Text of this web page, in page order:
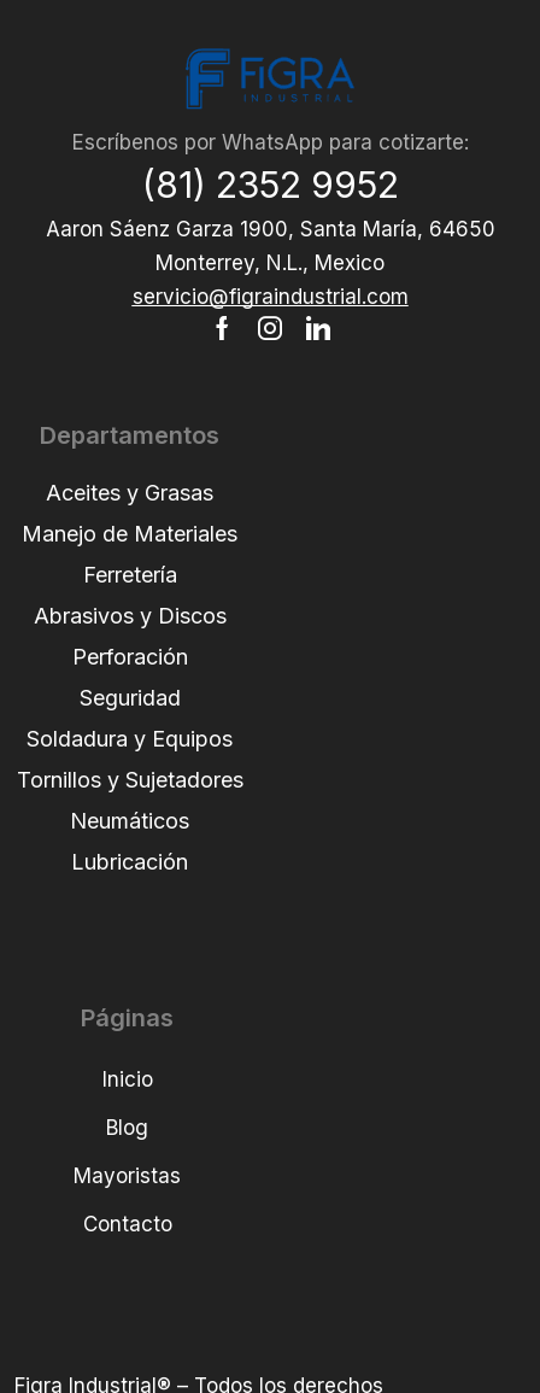
Escríbenos por WhatsApp para cotizarte:
(81) 2352 9952
Aaron Sáenz Garza 1900, Santa María, 64650
Monterrey, N.L., Mexico
servicio@figraindustrial.com
Departamentos
Aceites y Grasas
Manejo de Materiales
Ferretería
Abrasivos y Discos
Perforación
Seguridad
Soldadura y Equipos
Tornillos y Sujetadores
Neumáticos
Lubricación
Páginas
Inicio
Blog
Mayoristas
Contacto
Figra Industrial® – Todos los derechos